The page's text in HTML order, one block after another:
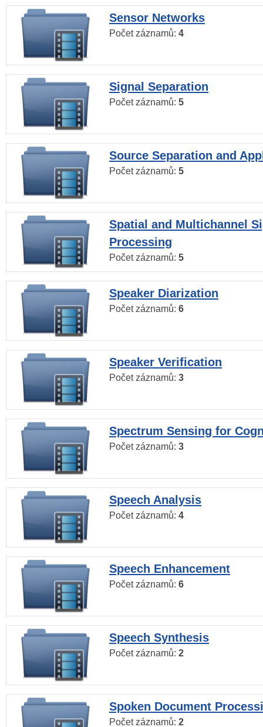
Sensor Networks
Počet záznamů: 4
Signal Separation
Počet záznamů: 5
Source Separation and
Počet záznamů: 5
Spatial and Multichannel
Processing
Počet záznamů: 5
Speaker Diarization
Počet záznamů: 6
Speaker Verification
Počet záznamů: 3
Spectrum Sensing for
Počet záznamů: 3
Speech Analysis
Počet záznamů: 4
Speech Enhancement
Počet záznamů: 6
Speech Synthesis
Počet záznamů: 2
Spoken Document
Počet záznamů: 2